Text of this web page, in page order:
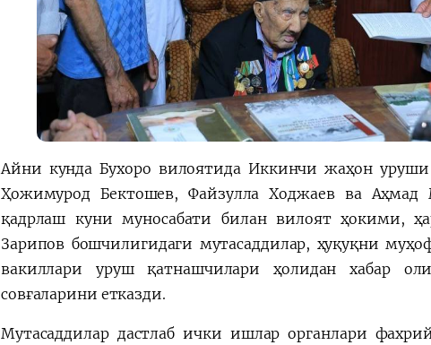
Айни кунда Бухоро вилоятида Иккинчи жаҳон
Ҳожимурод Бектошев, Файзулла Ходжаев ва Аҳмад
қадрлаш куни муносабати билан вилоят ҳокими,
Зарипов бошчилигидаги мутасаддилар, ҳуқуқни
вакиллари уруш қатнашчилари ҳолидан хабар
совғаларини етказди.
Мутасаддилар дастлаб ички ишлар органлари